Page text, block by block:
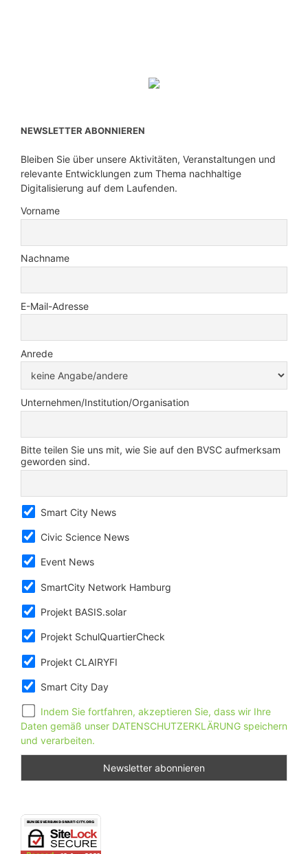
NEWSLETTER ABONNIEREN
Bleiben Sie über unsere Aktivitäten, Veranstaltungen und
relevante Entwicklungen zum Thema nachhaltige
Digitalisierung auf dem Laufenden.
Vorname
Nachname
E-Mail-Adresse
Anrede
Unternehmen/Institution/Organisation
Bitte teilen Sie uns mit, wie Sie auf den BVSC aufmerksam
geworden sind.
Smart City News
Civic Science News
Event News
SmartCity Network Hamburg
Projekt BASIS.solar
Projekt SchulQuartierCheck
Projekt CLAIRYFI
Smart City Day
Indem Sie fortfahren, akzeptieren Sie, dass wir Ihre
Daten gemäß unser DATENSCHUTZERKLÄRUNG speichern
und verarbeiten.